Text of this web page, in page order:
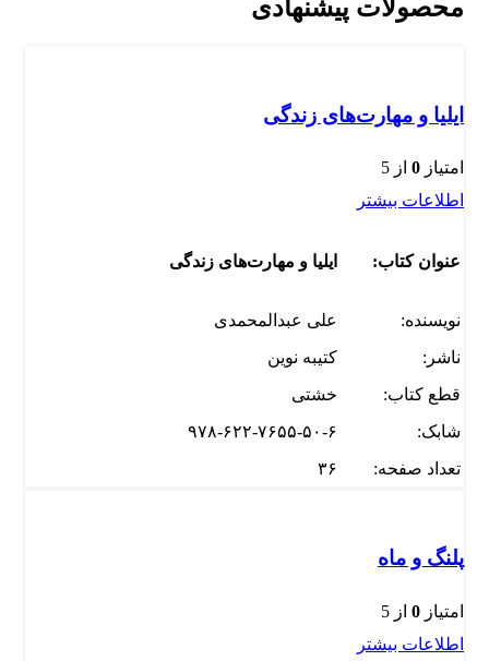
محصولات پیشنهادی
ایلیا و مهارت‌های زندگی
امتیاز 0 از 5
اطلاعات بیشتر
عنوان کتاب: ایلیا و مهارت‌های زندگی
نویسنده:
علی عبدالمحمدی
ناشر:
کتیبه نوین
قطع کتاب:
خشتی
شابک:
۹۷۸-۶۲۲-۷۶۵۵-۵۰-۶
تعداد صفحه:
۳۶
پلنگ و ماه
امتیاز 0 از 5
اطلاعات بیشتر